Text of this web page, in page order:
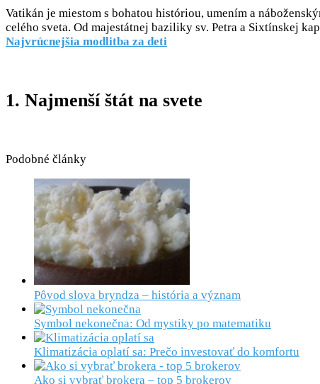
Vatikán je miestom s bohatou históriou, umením a
celého sveta. Od majestátnej baziliky sv. Petra a Sixtínskej
Najvrúcnejšia modlitba za deti
1. Najmenší štát na svete
Podobné články
Pôvod slova bryndza – história a význam
Symbol nekonečna: Od mystiky po matematiku
Klimatizácia oplatí sa: Prečo investovať do komfortu
Ako si vybrať brokera – top 5 brokerov